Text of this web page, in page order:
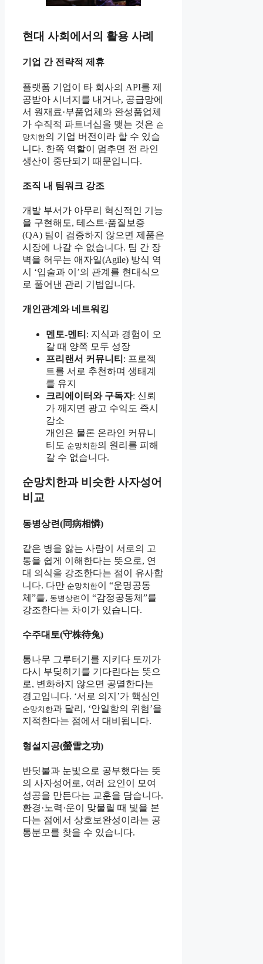
현대 사회에서의 활용 사례
기업 간 전략적 제휴
플랫폼 기업이 타 회사의 API를 제
공받아 시너지를 내거나, 공급망에
서 원재료·부품업체와 완성품업체
가 수직적 파트너십을 맺는 것은 순
망치한의 기업 버전이라 할 수 있습
니다. 한쪽 역할이 멈추면 전 라인
생산이 중단되기 때문입니다.
조직 내 팀워크 강조
개발 부서가 아무리 혁신적인 기능
을 구현해도, 테스트·품질보증
(QA) 팀이 검증하지 않으면 제품은
시장에 나갈 수 없습니다. 팀 간 장
벽을 허무는 애자일(Agile) 방식 역
시 ‘입술과 이’의 관계를 현대식으
로 풀어낸 관리 기법입니다.
개인관계와 네트워킹
멘토-멘티 : 지식과 경험이 오
갈 때 양쪽 모두 성장
프리랜서 커뮤니티 : 프로젝
트를 서로 추천하며 생태계
를 유지
크리에이터와 구독자: 신뢰
가 깨지면 광고 수익도 즉시
감소
개인은 물론 온라인 커뮤니
티도 순망치한의 원리를 피해
갈 수 없습니다.
순망치한과 비슷한 사자성어
비교
동병상련(同病相憐)
같은 병을 앓는 사람이 서로의 고
통을 쉽게 이해한다는 뜻으로, 연
대 의식을 강조한다는 점이 유사합
니다. 다만 순망치한이 “운명공동
체”를, 동병상련 이 “감정공동체”를
강조한다는 차이가 있습니다.
수주대토(守株待兔)
통나무 그루터기를 지키다 토끼가
다시 부딪히기를 기다린다는 뜻으
로, 변화하지 않으면 공멸한다는
경고입니다. ‘서로 의지’가 핵심인
순망치한과 달리, ‘안일함의 위험’을
지적한다는 점에서 대비됩니다.
형설지공(螢雪之功)
반딧불과 눈빛으로 공부했다는 뜻
의 사자성어로, 여러 요인이 모여
성공을 만든다는 교훈을 담습니다.
환경·노력·운이 맞물릴 때 빛을 본
다는 점에서 상호보완성이라는 공
통분모를 찾을 수 있습니다.